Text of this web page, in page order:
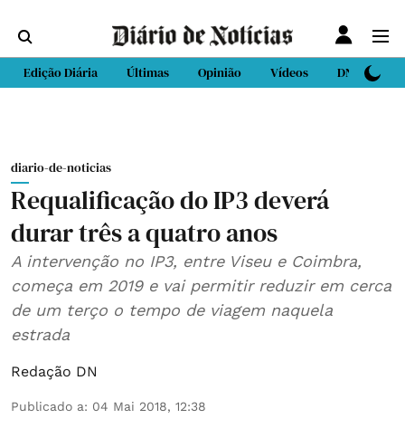
Edição Diária Últimas Opinião Vídeos DN Sport
diario-de-noticias
Requalificação do IP3 deverá
durar três a quatro anos
A intervenção no IP3, entre Viseu e Coimbra,
começa em 2019 e vai permitir reduzir em cerca
de um terço o tempo de viagem naquela
estrada
Redação DN
Publicado a: 04 Mai 2018, 12:38